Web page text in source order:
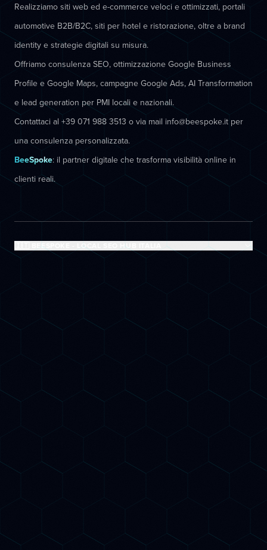
Realizziamo siti web ed e-commerce veloci e ottimizzati, portali
automotive B2B/B2C, siti per hotel e ristorazione, oltre a brand
identity e strategie digitali su misura.
Offriamo consulenza SEO, ottimizzazione Google Business
Profile e Google Maps, campagne Google Ads, AI Transformation
e lead generation per PMI locali e nazionali.
Contattaci al +39 071 988 3513 o via mail info@beespoke.it per
una consulenza personalizzata.
BeeSpoke: il partner digitale che trasforma visibilità online in
clienti reali.
🇮🇹 BEESPOKE - LOCAL SEO HUB ITALIA